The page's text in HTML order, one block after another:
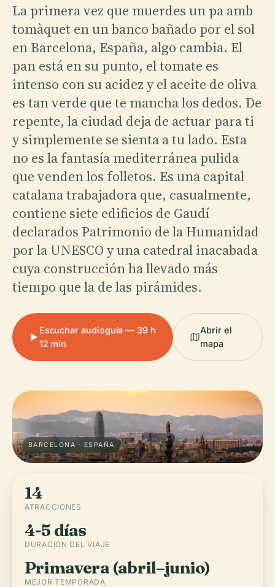
La primera vez que muerdes un pa amb
tomàquet en un banco bañado por el sol
en Barcelona, España, algo cambia. El
pan está en su punto, el tomate es
intenso con su acidez y el aceite de oliva
es tan verde que te mancha los dedos. De
repente, la ciudad deja de actuar para ti
y simplemente se sienta a tu lado. Esta
no es la fantasía mediterránea pulida
que venden los folletos. Es una capital
catalana trabajadora que, casualmente,
contiene siete edificios de Gaudí
declarados Patrimonio de la Humanidad
por la UNESCO y una catedral inacabada
cuya construcción ha llevado más
tiempo que la de las pirámides.
Escuchar audioguía — 39 h
12 min
Abrir el
mapa
BARCELONA · ESPAÑA
14
ATRACCIONES
4-5 días
DURACIÓN DEL VIAJE
Primavera (abril–junio)
MEJOR TEMPORADA